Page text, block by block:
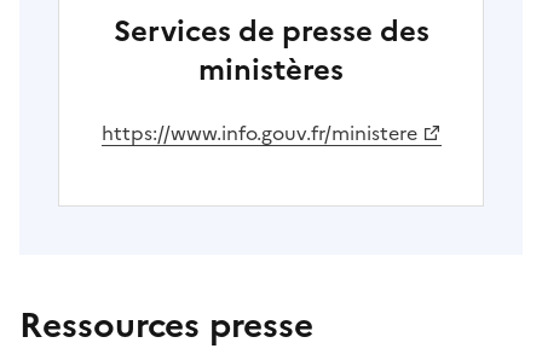
Services de presse des
ministères
(Ouvre une nouvelle fenêtre)
https://www.info.gouv.fr/ministere
Ressources presse